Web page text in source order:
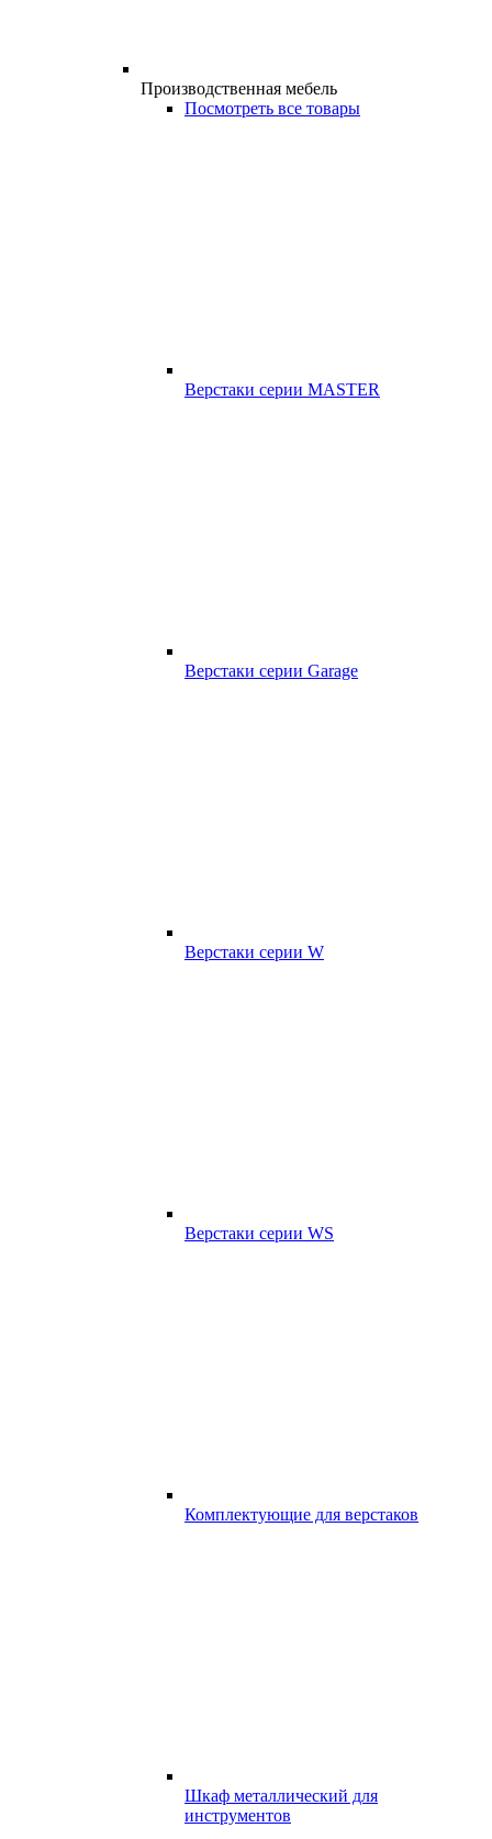
Производственная мебель
Посмотреть все товары
Верстаки серии MASTER
Верстаки серии Garage
Верстаки серии W
Верстаки серии WS
Комплектующие для верстаков
Шкаф металлический для
инструментов